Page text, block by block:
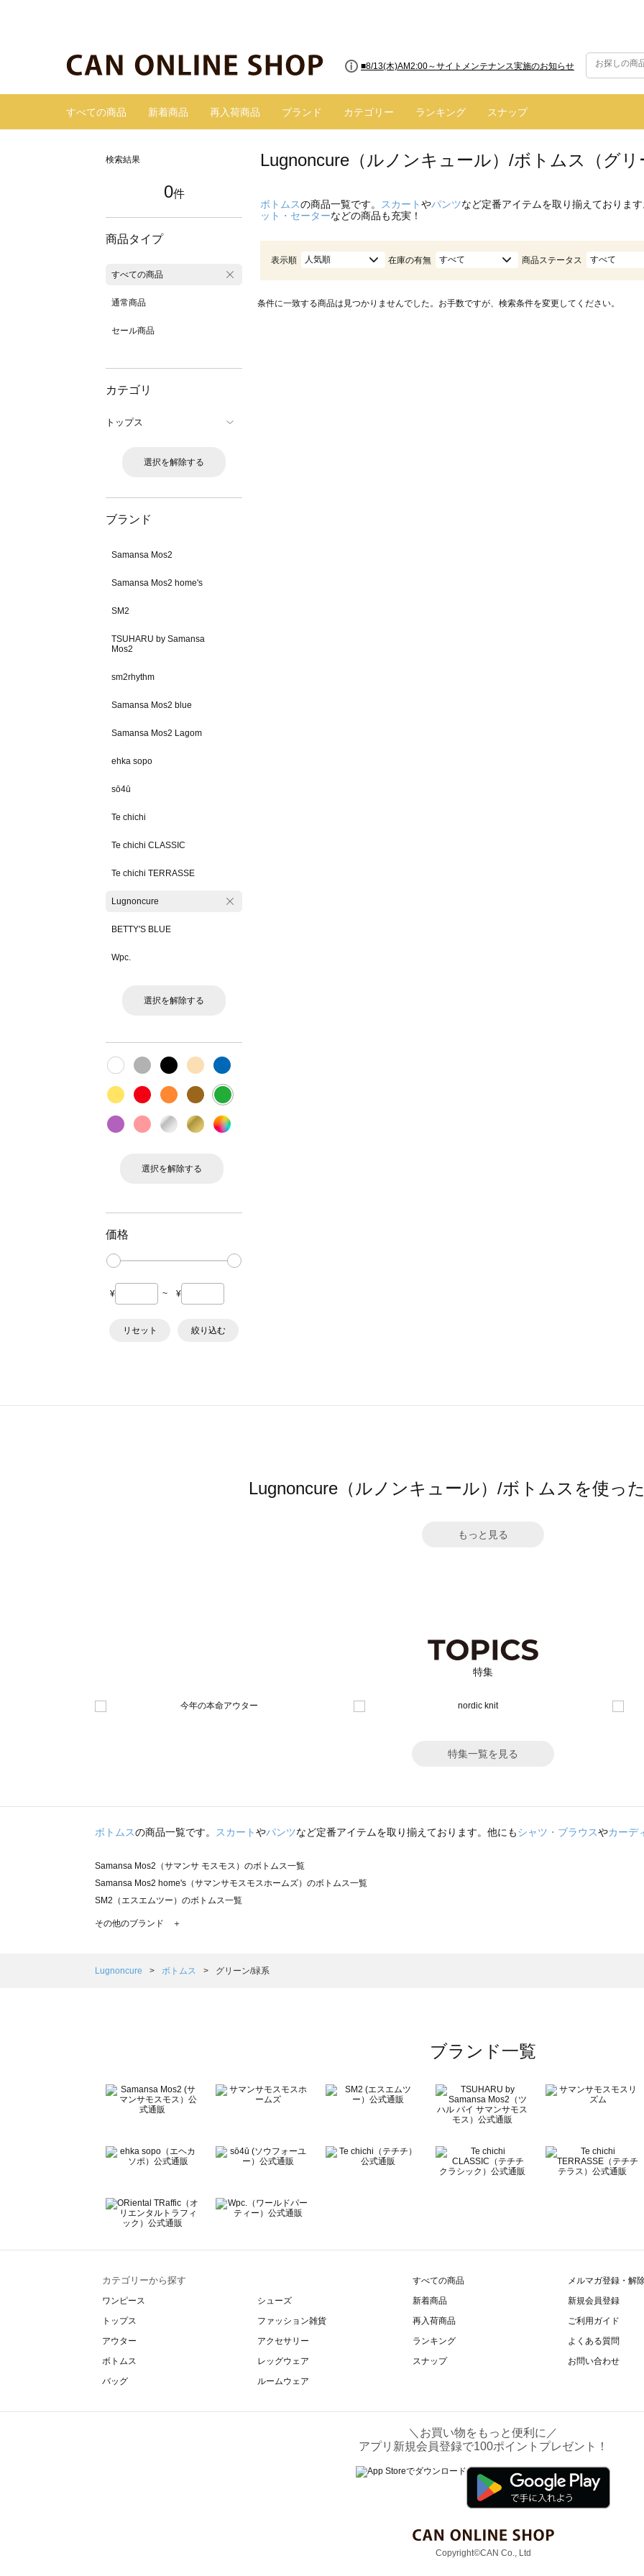
■8/13(木)AM2:00～サイトメンテナンス実施のお知らせ
すべての商品 新着商品 再入荷商品 ブランド カテゴリー ランキング スナップ
検索結果
0件
商品タイプ
すべての商品
通常商品
セール商品
カテゴリ
トップス
選択を解除する
ブランド
Samansa Mos2
Samansa Mos2 home's
SM2
TSUHARU by Samansa
Mos2
sm2rhythm
Samansa Mos2 blue
Samansa Mos2 Lagom
ehka sopo
sō4ū
Te chichi
Te chichi CLASSIC
Te chichi TERRASSE
Lugnoncure
BETTY'S BLUE
Wpc.
選択を解除する
選択を解除する
価格
¥ ~ ¥
リセット 絞り込む
Lugnoncure（ルノンキュール）/ボトムス（グリ
ボトムスの商品一覧です。 スカートやパンツなど定番アイテムを取り揃えておりま
ット・セーターなどの商品も充実！
表示順 人気順 在庫の有無 すべて 商品ステータス すべて
条件に一致する商品は見つかりませんでした。お手数ですが、検索条件を変更してください。
Lugnoncure（ルノンキュール）/ボトムスを使っ
もっと見る
特集
特集一覧を見る
ボトムスの商品一覧です。 スカートやパンツなど定番アイテムを取り揃えております。他にもシャツ・ブラウスやカーデ
Samansa Mos2（サマンサ モスモス）のボトムス一覧
Samansa Mos2 home's（サマンサモスモスホームズ）のボトムス一覧
SM2（エスエムツー）のボトムス一覧
TSUHARU by Samansa Mos2（ツハルバイサマンサモスモス）のボトムス一覧
Samansa Mos2 Lagom（サマンサモスモス ラーゴム）のボトムス一覧
BETTY'S BLUE（べティーズブルー）のボトムス一覧
Wpc.（ワールドパーティー）のボトムス一覧
その他のブランド ＋
Lugnoncure ボトムス グリーン/緑系
ブランド一覧
カテゴリーから探す
ワンピース
トップス
アウター
ボトムス
バッグ
シューズ
ファッション雑貨
アクセサリー
レッグウェア
ルームウェア
すべての商品
新着商品
再入荷商品
ランキング
スナップ
メルマガ登録・解
新規会員登録
ご利用ガイド
よくある質問
お問い合わせ
＼お買い物をもっと便利に／
アプリ新規会員登録で100ポイントプレゼント！
Copyright©CAN Co., Ltd